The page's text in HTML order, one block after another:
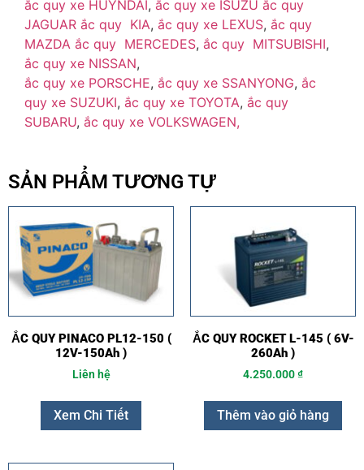
ắc quy xe HUYNDAI, ắc quy xe ISUZU ắc quy
JAGUAR ắc quy KIA, ắc quy xe LEXUS, ắc quy
MAZDA ắc quy MERCEDES, ắc quy MITSUBISHI,
ắc quy xe NISSAN,
ắc quy xe PORSCHE, ắc quy xe SSANYONG, ắc
quy xe SUZUKI, ắc quy xe TOYOTA, ắc quy
SUBARU, ắc quy xe VOLKSWAGEN,
SẢN PHẨM TƯƠNG TỰ
ẮC QUY PINACO PL12-150 (
12V-150Ah )
Liên hệ
Xem Chi Tiết
ẮC QUY ROCKET L-145 ( 6V-
260Ah )
4.250.000₫
Thêm vào giỏ hàng